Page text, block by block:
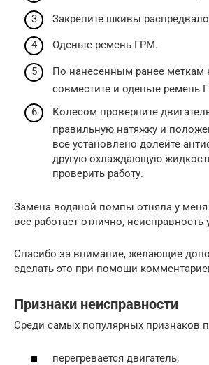
Закрепите шкивы
Оденьте ремень ГРМ.
По нанесенным ранее меткам
совместите и оденьте ремень
Колесом проверните
правильную натяжку и
все установлено долейте
другую охлаждающую
проверить работу.
Замена водяной помпы отняла у меня
все работает отлично, неисправность
Спасибо за внимание, желающие
сделать это при помощи
Признаки неисправности
Среди самых популярных признаков
перегревается двигатель;